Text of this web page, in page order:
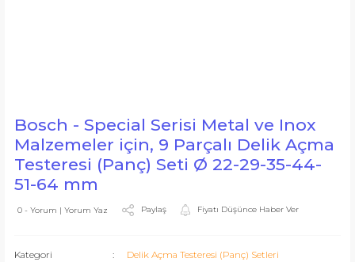
Bosch - Special Serisi Metal ve Inox
Malzemeler için, 9 Parçalı Delik Açma
Testeresi (Panç) Seti Ø 22-29-35-44-
51-64 mm
0 - Yorum | Yorum Yaz Paylaş Fiyatı Düşünce Haber Ver
Kategori
Delik Açma Testeresi (Panç) Setleri